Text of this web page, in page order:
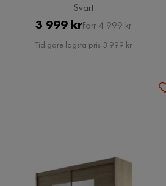
Svart
Pris
3 999 krOriginal
Pris
Förr 4 999 kr
Tidigare lägsta pris 3 999 kr